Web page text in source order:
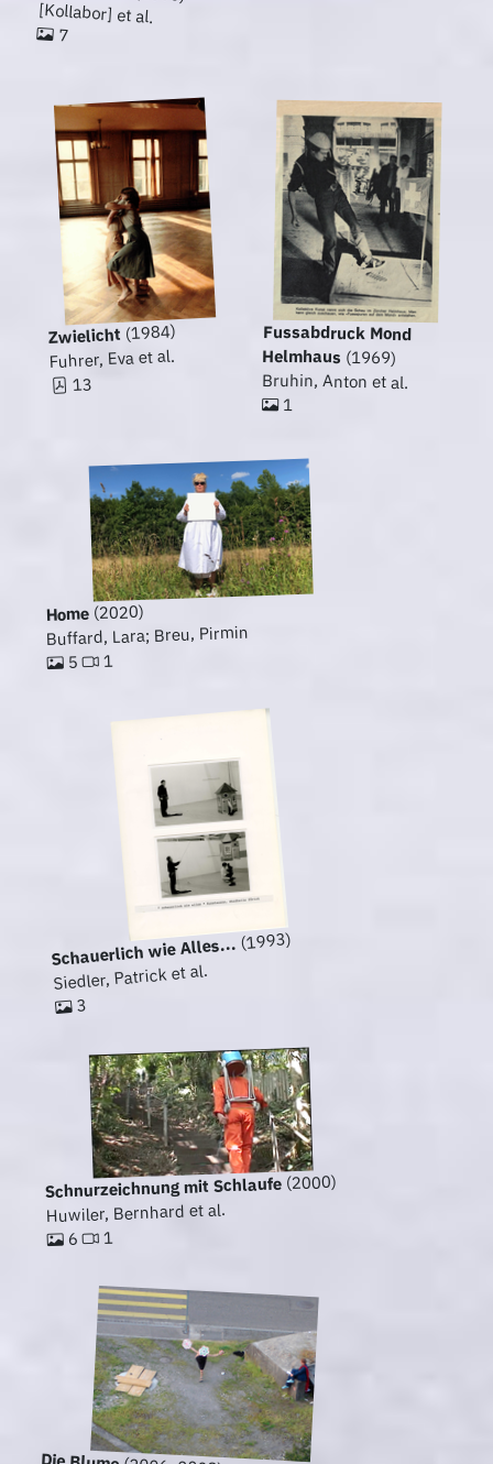
[Kollabor] et al.
7
Zwielicht (1984)
Fuhrer, Eva et al.
13
Fussabdruck Mond
Helmhaus (1969)
Bruhin, Anton et al.
1
Home(2020)
Buffard, Lara; Breu, Pirmin
5 1
Schauerlich wie Alles...(1993)
Siedler, Patrick et al.
3
Schnurzeichnung mit Schlaufe(2000)
Huwiler, Bernhard et al.
6 1